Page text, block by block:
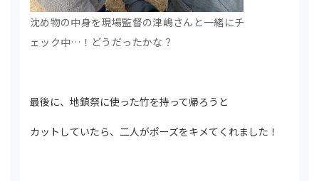
沈め物の中身を現場監督の津嶋さんと一緒にチ
ェック中…！どうだったかな？
最後に、地鎮祭に使った竹を持って帰ろうと
カットしていたら、二人がポーズをキメてくれました！